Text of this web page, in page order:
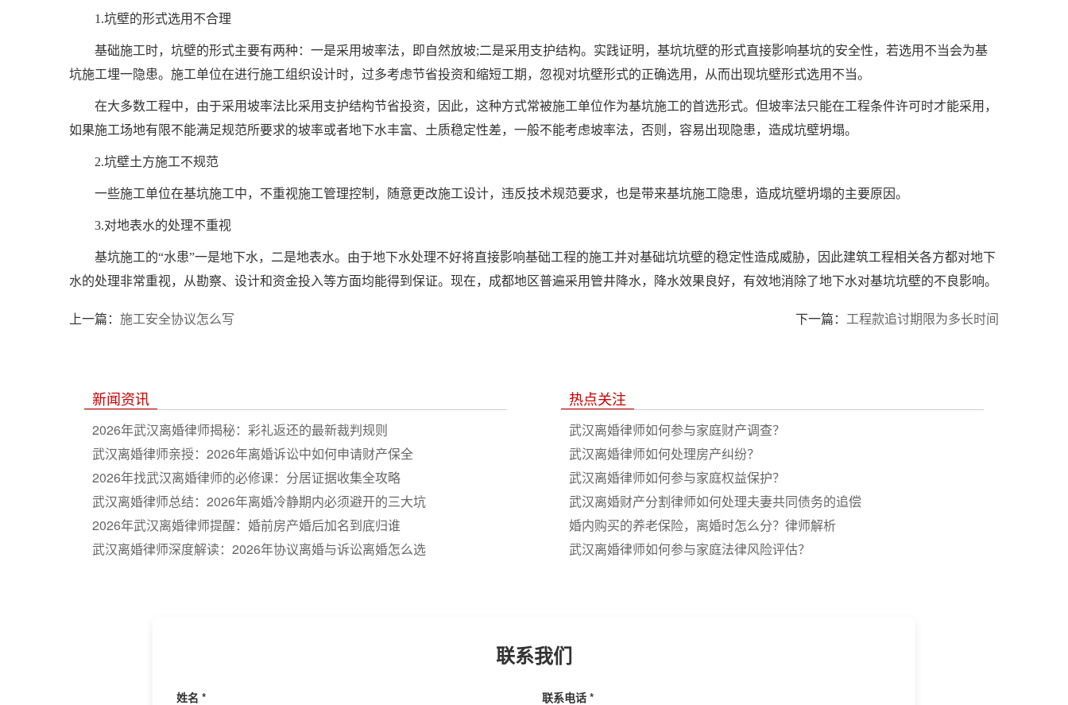
1.坑壁的形式选用不合理
基础施工时，坑壁的形式主要有两种：一是采用坡率法，即自然放坡;二是采用支护结构。实践证明，基坑坑壁的形式直接影响基坑的安全性，若选用不当会为基
坑施工埋一隐患。施工单位在进行施工组织设计时，过多考虑节省投资和缩短工期，忽视对坑壁形式的正确选用，从而出现坑壁形式选用不当。
在大多数工程中，由于采用坡率法比采用支护结构节省投资，因此，这种方式常被施工单位作为基坑施工的首选形式。但坡率法只能在工程条件许可时才能采用，
如果施工场地有限不能满足规范所要求的坡率或者地下水丰富、土质稳定性差，一般不能考虑坡率法，否则，容易出现隐患，造成坑壁坍塌。
2.坑壁土方施工不规范
一些施工单位在基坑施工中，不重视施工管理控制，随意更改施工设计，违反技术规范要求，也是带来基坑施工隐患，造成坑壁坍塌的主要原因。
3.对地表水的处理不重视
基坑施工的“水患”一是地下水，二是地表水。由于地下水处理不好将直接影响基础工程的施工并对基础坑坑壁的稳定性造成威胁，因此建筑工程相关各方都对地下
水的处理非常重视，从勘察、设计和资金投入等方面均能得到保证。现在，成都地区普遍采用管井降水，降水效果良好，有效地消除了地下水对基坑坑壁的不良影响。
上一篇： 施工安全协议怎么写 工程款追讨期限为多长时间
下一篇：
新闻资讯
2026年武汉离婚律师揭秘：彩礼返还的最新裁判规则
武汉离婚律师亲授：2026年离婚诉讼中如何申请财产保全
2026年找武汉离婚律师的必修课：分居证据收集全攻略
武汉离婚律师总结：2026年离婚冷静期内必须避开的三大坑
2026年武汉离婚律师提醒：婚前房产婚后加名到底归谁
武汉离婚律师深度解读：2026年协议离婚与诉讼离婚怎么选
热点关注
武汉离婚律师如何参与家庭财产调查？
武汉离婚律师如何处理房产纠纷？
武汉离婚律师如何参与家庭权益保护？
武汉离婚财产分割律师如何处理夫妻共同债务的追偿
婚内购买的养老保险，离婚时怎么分？律师解析
武汉离婚律师如何参与家庭法律风险评估？
联系我们
姓名 * 联系电话 *